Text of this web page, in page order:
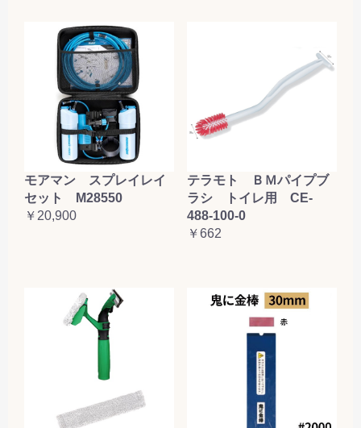
モアマン スプレイレイ
セット M28550
￥20,900
テラモト ＢＭパイプブ
ラシ トイレ用 CE-
488-100-0
￥662